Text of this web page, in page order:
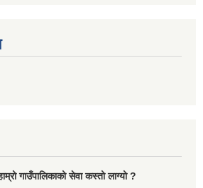
गाउँपालिकाको सेवा कस्तो लाग्यो ?